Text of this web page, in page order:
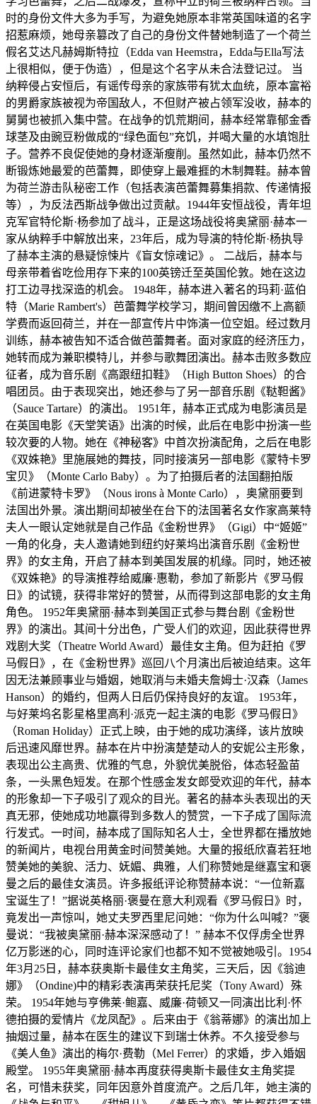
时的身份文件大多为手写，为避免她原本非常英国味道的名字
招惹麻烦，她母亲篡改了自己的身份文件替她制造了一个荷兰
假名艾达凡赫姆斯特拉（Edda van Heemstra，Edda与Ella写法
上很相似，便于伪造），但是这个名字从未合法登记过。 当
纳粹侵占安恒后，有谣传母亲的家族带有犹太血统，原本富裕
的男爵家族被视为帝国敌人，不但财产被占领军没收，赫本的
舅舅也被抓入集中营。在战争的饥荒期间，赫本经常靠郁金香
球茎及由豌豆粉做成的“绿色面包”充饥，并喝大量的水填饱肚
子。营养不良促使她的身材逐渐瘦削。虽然如此，赫本仍然不
断锻炼她最爱的芭蕾舞，即使穿上最难捱的木制舞鞋。赫本曾
为荷兰游击队秘密工作（包括表演芭蕾舞募集捐款、传递情报
等），为反法西斯战争做出过贡献。1944年安恒战役，青年坦
克军官特伦斯·杨参加了战斗，正是这场战役将奥黛丽·赫本一
家从纳粹手中解放出来，23年后，成为导演的特伦斯·杨执导
了赫本主演的悬疑惊悚片《盲女惊魂记》。 二战后，赫本与
母亲带着省吃俭用存下来的100英镑迁至英国伦敦。她在这边
打工边寻找深造的机会。 1948年，赫本进入著名的玛莉·蓝伯
特（Marie Rambert's）芭蕾舞学校学习，期间曾因缴不上高额
学费而返回荷兰，并在一部宣传片中饰演一位空姐。经过数月
训练，赫本被告知不适合做芭蕾舞者。面对家庭的经济压力，
她转而成为兼职模特儿，并参与歌舞团演出。赫本击败多数应
征者，成为音乐剧《高跟纽扣鞋》（High Button Shoes）的合
唱团员。由于表现突出，她还参与了另一部音乐剧《鞑靼酱》
（Sauce Tartare）的演出。 1951年，赫本正式成为电影演员是
在英国电影《天堂笑语》出演的时候，此后在电影中扮演一些
较次要的人物。她在《神秘客》中首次扮演配角，之后在电影
《双姝艳》里施展她的舞技，同时接演另一部电影《蒙特卡罗
宝贝》（Monte Carlo Baby）。为了拍摄后者的法国翻拍版
《前进蒙特卡罗》（Nous irons à Monte Carlo），奥黛丽要到
法国出外景。演出期间却被坐在台下的法国著名女作家高莱特
夫人一眼认定她就是自己作品《金粉世界》（Gigi）中“姬姬”
一角的化身，夫人邀请她到纽约好莱坞出演音乐剧《金粉世
界》的女主角，开启了赫本到美国发展的机缘。同时，她还被
《双姝艳》的导演推荐给威廉·惠勒，参加了新影片《罗马假
日》的试镜，获得非常好的赞誉，从而得到这部电影的女主角
角色。 1952年奥黛丽·赫本到美国正式参与舞台剧《金粉世
界》的演出。其间十分出色，广受人们的欢迎，因此获得世界
戏剧大奖（Theatre World Award）最佳女主角。但为赶拍《罗
马假日》，在《金粉世界》巡回八个月演出后被迫结束。这年
因无法兼顾事业与婚姻，她取消与未婚夫詹姆士·汉森（James
Hanson）的婚约，但两人日后仍保持良好的友谊。 1953年，
与好莱坞名影星格里高利·派克一起主演的电影《罗马假日》
（Roman Holiday）正式上映，由于她的成功演绎，该片放映
后迅速风靡世界。赫本在片中扮演楚楚动人的安妮公主形象，
表现出公主高贵、优雅的气息，外貌优美脱俗，体态轻盈苗
条，一头黑色短发。在那个性感金发女郎受欢迎的年代，赫本
的形象却一下子吸引了观众的目光。著名的赫本头表现出的天
真无邪，使她成功地赢得到多数人的赞赏，一下子成了国际流
行发式。一时间，赫本成了国际知名人士，全世界都在播放她
的新闻片，电视台用黄金时间赞美她。大量的报纸欣喜若狂地
赞美她的美貌、活力、妩媚、典雅，人们称赞她是继嘉宝和褒
曼之后的最佳女演员。许多报纸评论称赞赫本说：“一位新嘉
宝诞生了！”据说英格丽·褒曼在意大利观看《罗马假日》时，
竟发出一声惊叫，她丈夫罗西里尼问她：“你为什么叫喊？”褒
曼说：“我被奥黛丽·赫本深深感动了！” 赫本不仅俘虏全世界
亿万影迷的心，同时连评论家们也都不知不觉被她吸引。1954
年3月25日，赫本获奥斯卡最佳女主角奖，三天后，因《翁迪
娜》（Ondine)中的精彩表演再荣获托尼奖（Tony Award）殊
荣。 1954年她与亨佛莱·鲍嘉、威廉·荷顿又一同演出比利·怀
德拍摄的爱情片《龙凤配》。后来由于《翁蒂娜》的演出加上
抽烟过量，赫本在医生的建议下到瑞士休养。不久接受参与
《美人鱼》演出的梅尔·费勒（Mel Ferrer）的求婚，步入婚姻
殿堂。 1955年奥黛丽·赫本再度获得奥斯卡最佳女主角奖提
名，可惜未获奖，同年因意外首度流产。之后几年，她主演的